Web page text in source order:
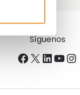
Síguenos
Facebook
X